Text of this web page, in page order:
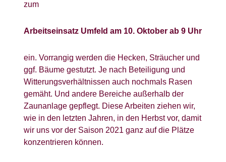
zum
Arbeitseinsatz Umfeld am 10. Oktober ab 9 Uhr
ein. Vorrangig werden die Hecken, Sträucher und
ggf. Bäume gestutzt. Je nach Beteiligung und
Witterungsverhältnissen auch nochmals Rasen
gemäht. Und andere Bereiche außerhalb der
Zaunanlage gepflegt. Diese Arbeiten ziehen wir,
wie in den letzten Jahren, in den Herbst vor, damit
wir uns vor der Saison 2021 ganz auf die Plätze
konzentrieren können.